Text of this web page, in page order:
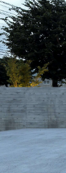
ッティカス・ロス)